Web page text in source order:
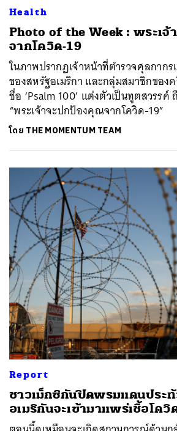
Health
Photo of the Week : พระเ
จากโควิด-19
ในภาพปรากฏเจ้าหน้าที่ตำรวจศุลกาก
ของสหรัฐอเมริกา และกลุ่มสมาชิกของ
ชื่อ ‘Psalm 100’ แต่งตัวเป็นทูตสวรรค์
“พระเจ้าจะปกป้องคุณจากโควิด-19”
โดย THE MOMENTUM TEAM
Report
ชาวเม็กซิกันปิดพรมแดนประ
อเมริกันจะเข้ามาแพร่เชื้อโควิ